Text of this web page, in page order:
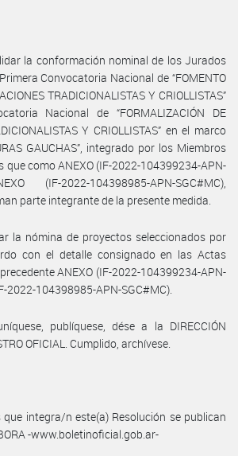
la conformación nominal de los Jurados
Convocatoria Nacional de “FOMENTO
TRADICIONALISTAS Y CRIOLLISTAS”
Nacional de “FORMALIZACIÓN DE
Y CRIOLLISTAS” en el marco
GAUCHAS”, integrado por los Miembros
que como ANEXO (IF-2022-104399234-APN-
(IF-2022-104398985-APN-SGC#MC),
parte integrante de la presente medida.
la nómina de proyectos seleccionados por
con el detalle consignado en las Actas
ANEXO (IF-2022-104399234-APN-
2022-104398985-APN-SGC#MC).
publíquese, dése a la DIRECCIÓN
OFICIAL. Cumplido, archívese.
que integra/n este(a) Resolución se publican
-www.boletinoficial.gob.ar-